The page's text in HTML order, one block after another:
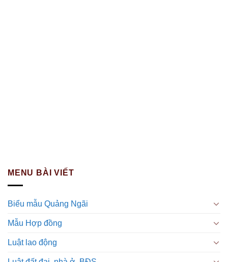
MENU BÀI VIẾT
Biểu mẫu Quảng Ngãi
Mẫu Hợp đồng
Luật lao động